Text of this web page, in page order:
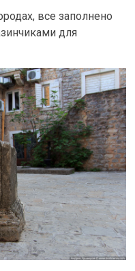
все заполнено
для